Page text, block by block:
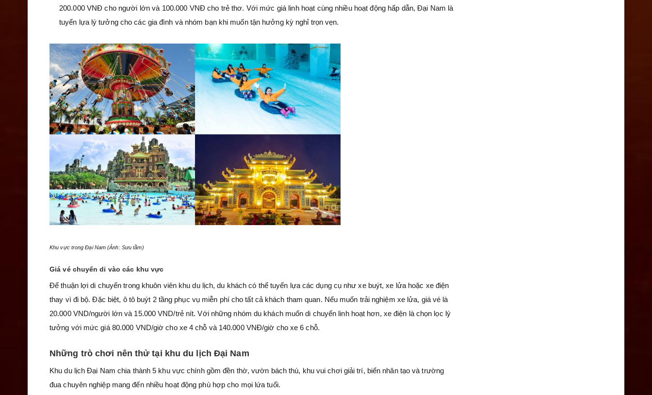
200.000 VNĐ cho người lớn và 100.000 VNĐ cho trẻ thơ. Với mức giá linh hoạt cùng nhiều hoạt động hấp dẫn, Đại Nam là
tuyển lựa lý tưởng cho các gia đình và nhóm bạn khi muốn tận hưởng kỳ nghỉ trọn vẹn.
Khu vực trong Đại Nam (Ảnh: Sưu tầm)
Giá vé chuyển di vào các khu vực
Để thuận lợi di chuyển trong khuôn viên khu du lịch, du khách có thể tuyển lựa các dụng cụ như xe buýt, xe lửa hoặc xe điện
thay vì đi bộ. Đặc biệt, ô tô buýt 2 tầng phục vụ miễn phí cho tất cả khách tham quan. Nếu muốn trải nghiệm xe lửa, giá vé là
20.000 VND/người lớn và 15.000 VND/trẻ nít. Với những nhóm du khách muốn di chuyển linh hoạt hơn, xe điện là chọn lọc lý
tưởng với mức giá 80.000 VND/giờ cho xe 4 chỗ và 140.000 VNĐ/giờ cho xe 6 chỗ.
Những trò chơi nên thử tại khu du lịch Đại Nam
Khu du lịch Đại Nam chia thành 5 khu vực chính gồm đền thờ, vườn bách thú, khu vui chơi giải trí, biển nhân tạo và trường
đua chuyên nghiệp mang đến nhiều hoạt động phù hợp cho mọi lứa tuổi.